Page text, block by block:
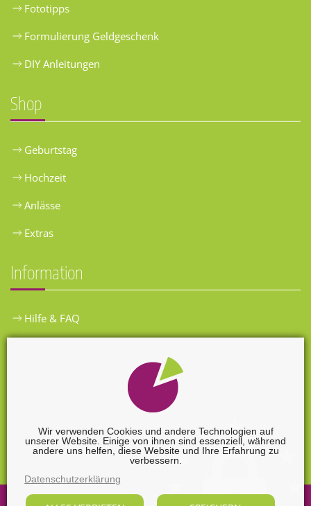
Wir verwenden Cookies und andere Technologien auf
unserer Website. Einige von ihnen sind essenziell, während
andere uns helfen, diese Website und Ihre Erfahrung zu
verbessern.
Datenschutzerklärung
Fototipps
Formulierung Geldgeschenk
DIY Anleitungen
Shop
Geburtstag
Hochzeit
Anlässe
Extras
Information
Hilfe & FAQ
Widerrufsformular